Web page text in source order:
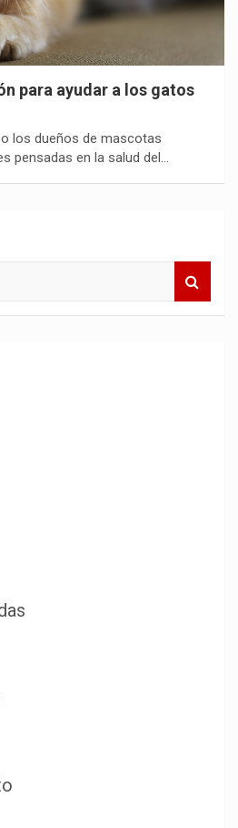
para ayudar a los gatos
los dueños de mascotas
pensadas en la salud del…